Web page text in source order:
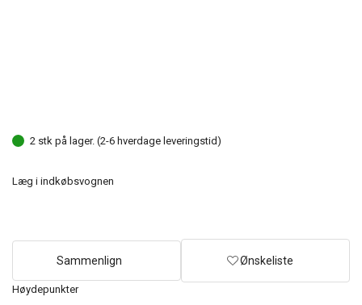
Høydepunkter
2 stk på lager. (2-6 hverdage leveringstid)
Læg i indkøbsvognen
Sammenlign Ønskeliste